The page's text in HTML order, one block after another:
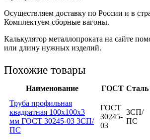
Осуществляем доставку по России и в
Комплектуем сборные вагоны.
Калькулятор металлопроката на сайте
или длину нужных изделий.
Похожие товары
Наименование ГОСТ Сталь
Труба профильная
квадратная 100x100x3
мм ГОСТ 30245-03 3СП/
ПС
ГОСТ
30245-
03
3СП/
ПС